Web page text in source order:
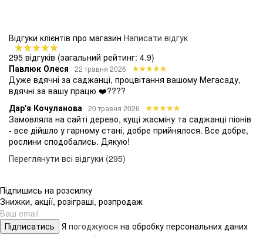
Відгуки клієнтів про магазин Написати відгук
295 відгуків (загальний рейтинг: 4.9)
Павлюк Олеся
22 травня 2026
Дуже вдячні за саджанці, процвітання вашому Мегасаду,
вдячні за вашу працю ❤️????
Дар'я Кочуланова
20 травня 2026
Замовляла на сайті дерево, кущі жасміну та саджанці піонів
- все дійшло у гарному стані, добре прийнялося. Все добре,
рослини сподобались. Дякую!
Переглянути всі відгуки (295)
Підпишись на розсилку
Знижки, акції, розіграші, розпродаж
Підписатись Я погоджуюся на обробку персональних даних